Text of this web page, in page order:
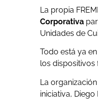
La propia
Corporativa
Unidades de
Todo está ya
los
La
iniciativa,